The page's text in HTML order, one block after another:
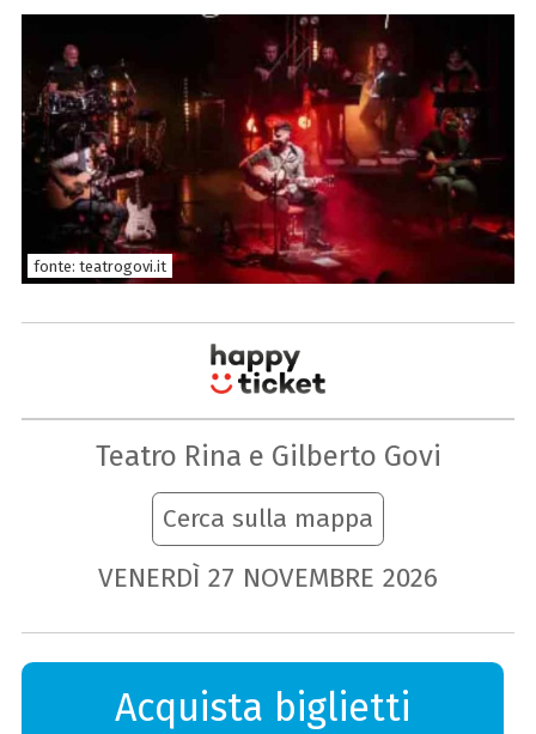
fonte: teatrogovi.it
Teatro Rina e Gilberto Govi
Cerca sulla mappa
VENERDÌ 27 NOVEMBRE 2026
Acquista biglietti